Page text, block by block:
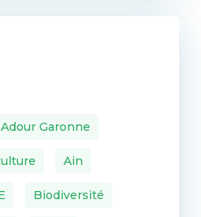
Garonne
Ain
Biodiversité